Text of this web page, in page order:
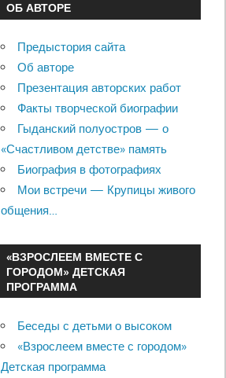
ОБ АВТОРЕ
Предыстория сайта
Об авторе
Презентация авторских работ
Факты творческой биографии
Гыданский полуостров — о
«Счастливом детстве» память
Биография в фотографиях
Мои встречи — Крупицы живого
общения…
«ВЗРОСЛЕЕМ ВМЕСТЕ С
ГОРОДОМ» ДЕТСКАЯ
ПРОГРАММА
Беседы с детьми о высоком
«Взрослеем вместе с городом»
Детская программа